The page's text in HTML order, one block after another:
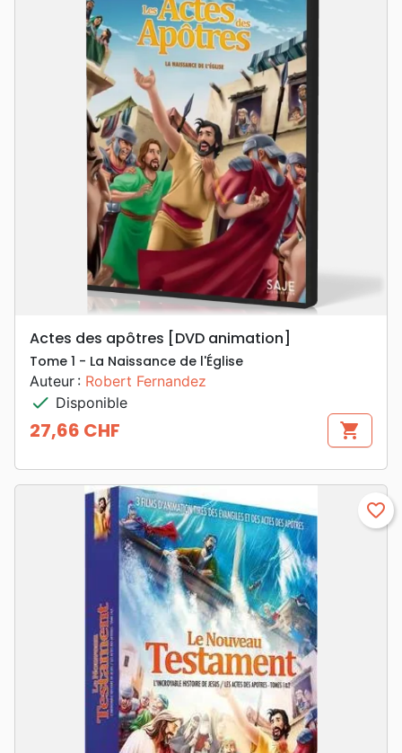
Actes des apôtres [DVD animation]
Tome 1 - La Naissance de l'Église
Auteur : Robert Fernandez
check Disponible
Prix
27,66 CHF shopping_cart
favorite_border